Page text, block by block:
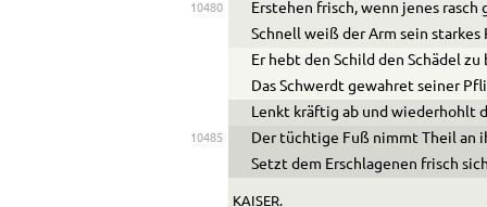
10480
Erstehen frisch, wenn jenes rasch
Schnell weiß der Arm sein starkes
Er hebt den Schild den Schädel
Das Schwerdt gewahret seiner
Lenkt kräftig ab und wiederhohlt
10485
Der tüchtige Fuß nimmt Theil an
Setzt dem Erschlagenen frisch
KAISER.